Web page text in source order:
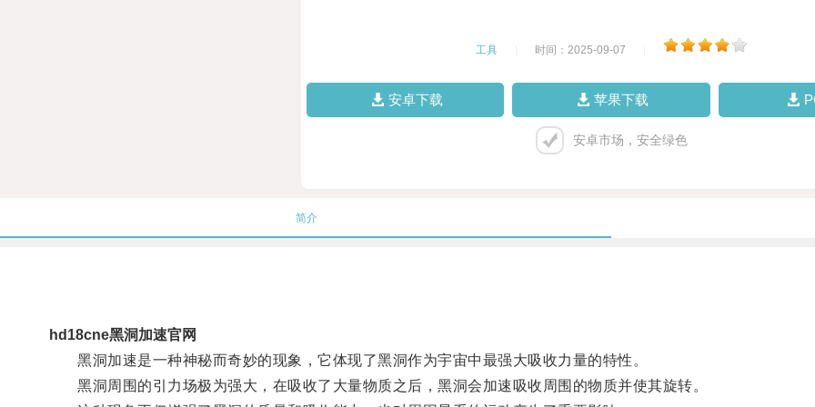
工具 时间：2025-09-07
安卓下载 苹果下载
安卓市场，安全绿色
简介
hd18cne黑洞加速官网
黑洞加速是一种神秘而奇妙的现象，它体现了黑洞作为宇宙中最强大吸收力量的特性。
黑洞周围的引力场极为强大，在吸收了大量物质之后，黑洞会加速吸收周围的物质并使其旋转。